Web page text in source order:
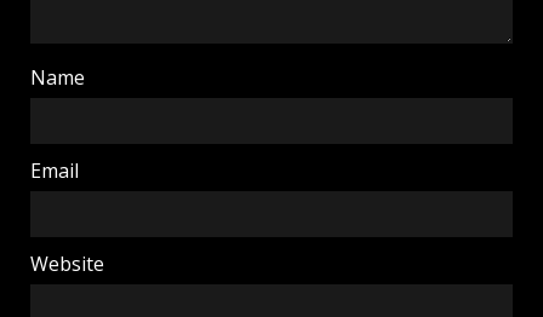
Name
Email
Website